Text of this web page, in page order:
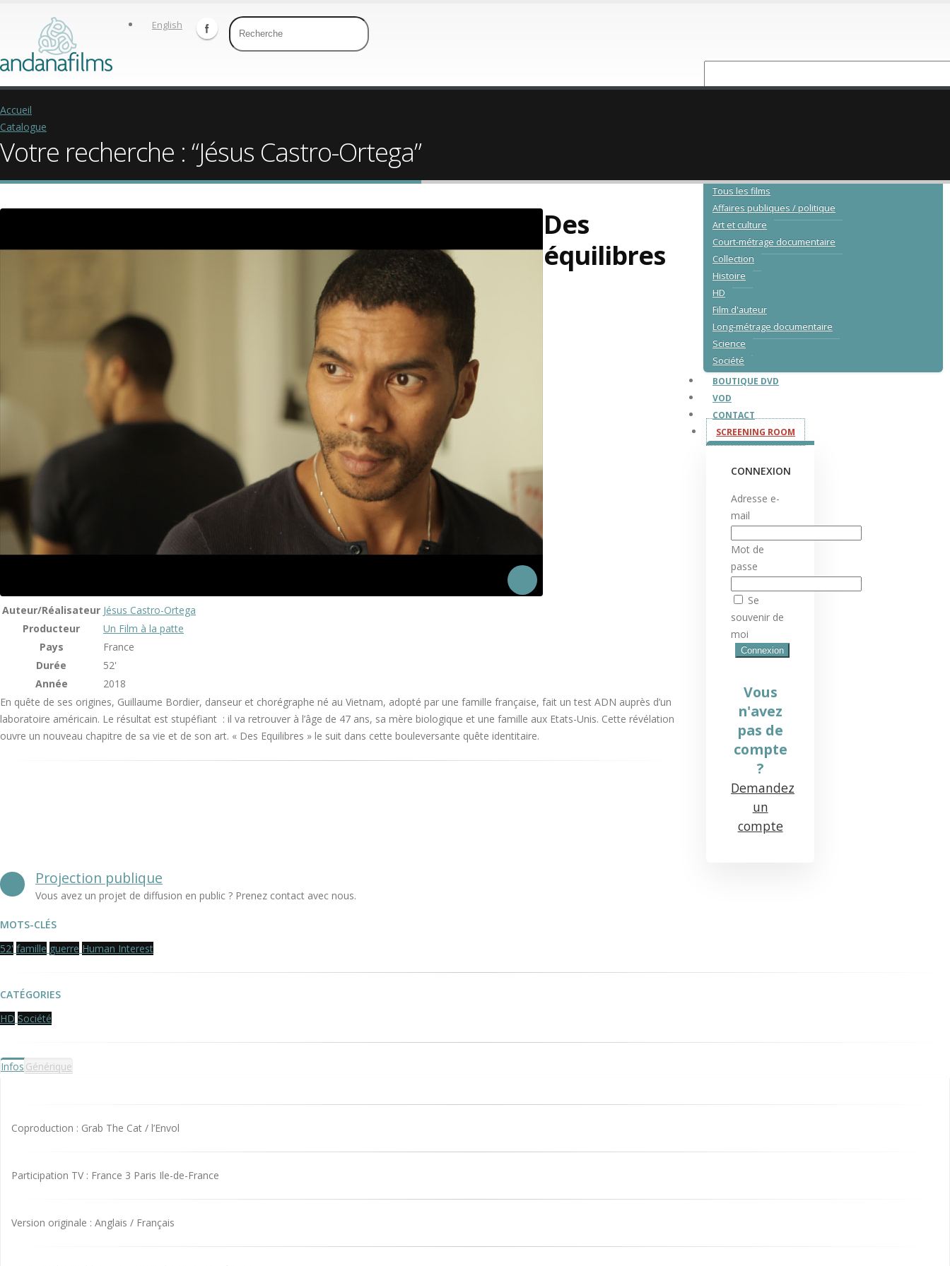
English
Tous les films
Affaires publiques / politique
Art et culture
Court-métrage documentaire
Collection
Histoire
HD
Film d'auteur
Long-métrage documentaire
Science
Société
BOUTIQUE DVD
VOD
CONTACT
SCREENING ROOM
CONNEXION
Adresse e-
mail
Mot de
passe
Se
souvenir de
moi
Vous
n'avez
pas de
compte
?
Demandez
un
compte
Accueil
Catalogue
Votre recherche : “Jésus Castro-Ortega”
Des
équilibres
Auteur/Réalisateur Jésus Castro-Ortega
Producteur
Un Film à la patte
Pays
France
Durée
52'
Année
2018
En quête de ses origines, Guillaume Bordier, danseur et chorégraphe né au Vietnam, adopté par une famille française, fait un test ADN auprès d’un
laboratoire américain. Le résultat est stupéfiant : il va retrouver à l’âge de 47 ans, sa mère biologique et une famille aux Etats-Unis. Cette révélation
ouvre un nouveau chapitre de sa vie et de son art. « Des Equilibres » le suit dans cette bouleversante quête identitaire.
Projection publique
Vous avez un projet de diffusion en public ? Prenez contact avec nous.
MOTS-CLÉS
52' famille guerre Human Interest
CATÉGORIES
HD Société
Infos Générique
Coproduction : Grab The Cat / l’Envol
Participation TV : France 3 Paris Ile-de-France
Version originale : Anglais / Français